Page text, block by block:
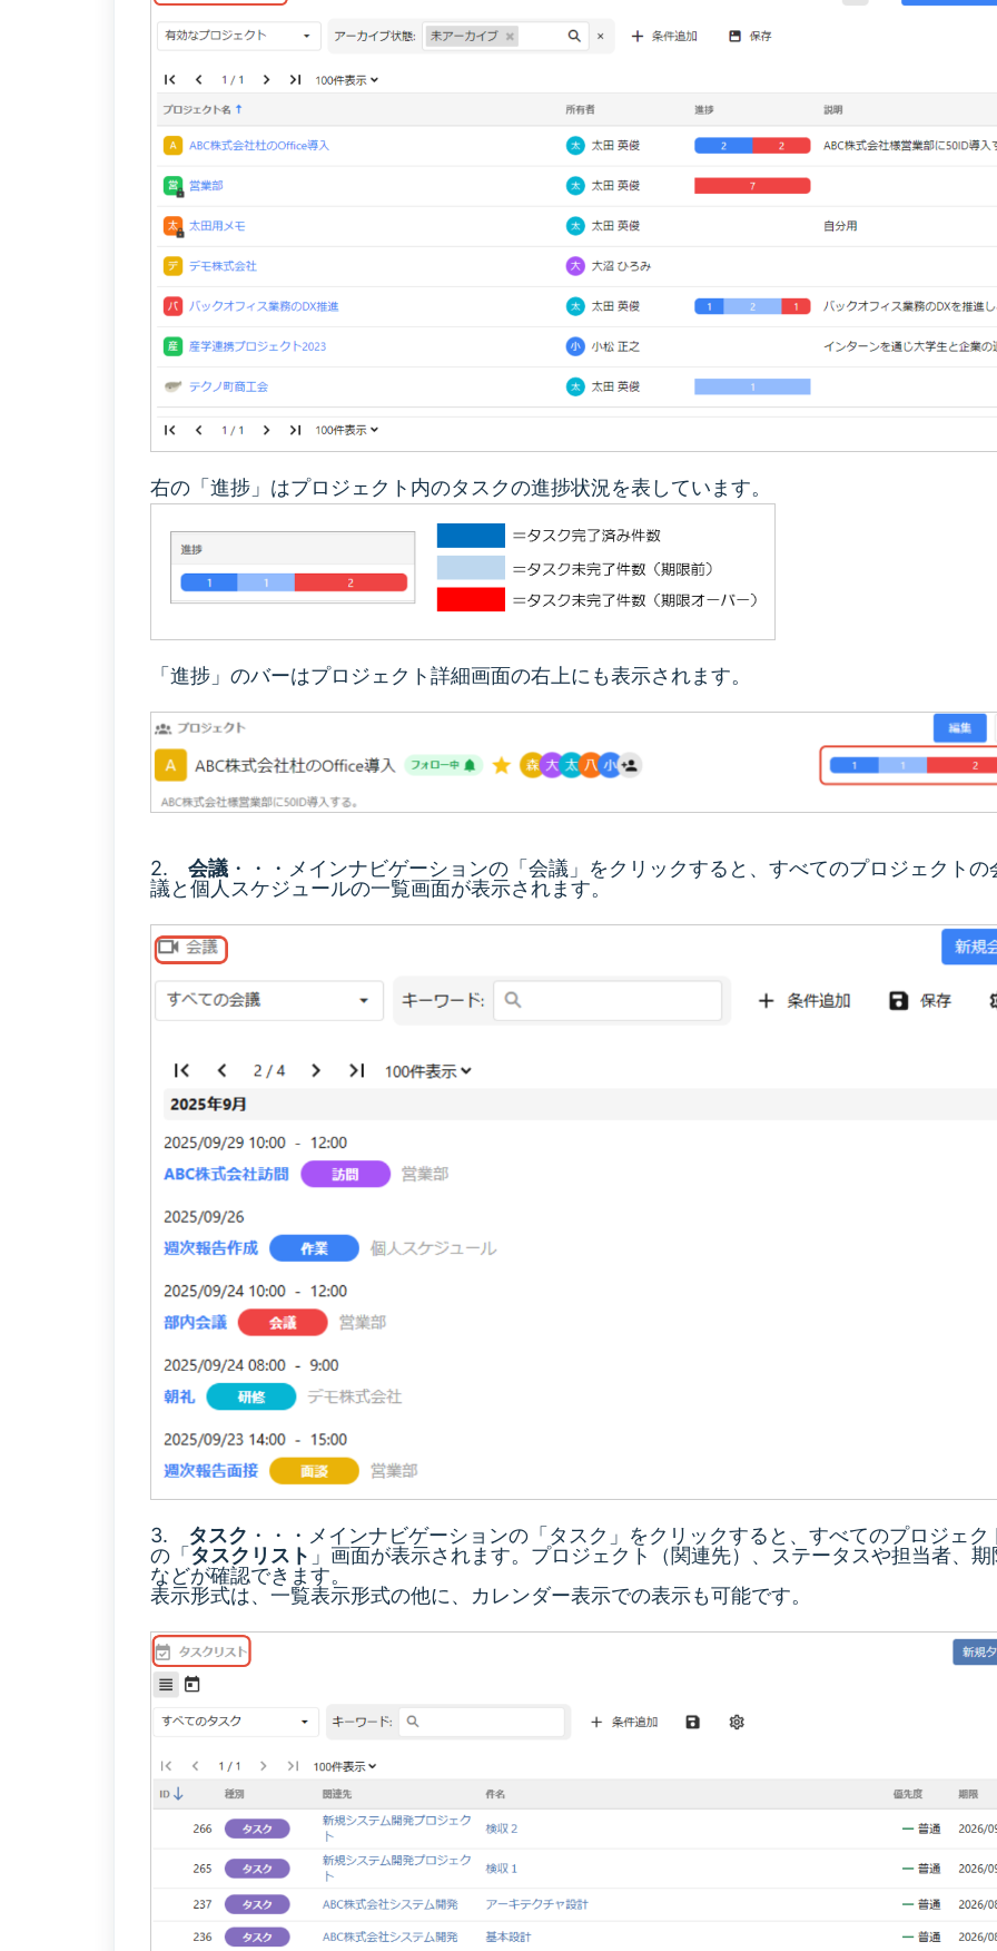
右の「進捗」はプロジェクト内のタスクの進捗状況を表しています。
「進捗」のバーはプロジェクト詳細画面の右上にも表示されます。
2. 会議 ・・・メインナビゲーションの「会議」をクリックすると、すべてのプロジェクトの
議と個人スケジュールの一覧画面が表示されます。
3. タスク ・・・メインナビゲーションの「タスク」をクリックすると、すべてのプロジェク
の「タスクリスト 」画面が表示されます。プロジェクト（関連先）、ステータスや担当者、期
などが確認できます。
表示形式は、一覧表示形式の他に、カレンダー表示での表示も可能です。